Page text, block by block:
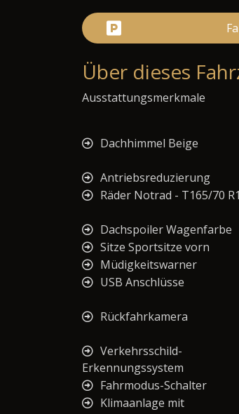
Über dieses
Ausstattungsmerkmale
Dachhimmel Beige
Antriebsreduzierung
Räder Notrad - T165/70
Dachspoiler Wagenfarbe
Sitze Sportsitze vorn
Müdigkeitswarner
USB Anschlüsse
Rückfahrkamera
Verkehrsschild-
Erkennungssystem
Fahrmodus-Schalter
Klimaanlage mit